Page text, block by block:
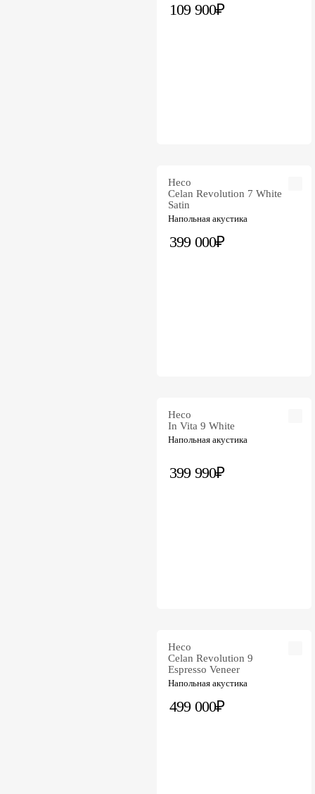
109 900₽
Heco
Celan Revolution 7 White
Satin
Напольная акустика
399 000₽
Heco
In Vita 9 White
Напольная акустика
399 990₽
Heco
Celan Revolution 9
Espresso Veneer
Напольная акустика
499 000₽